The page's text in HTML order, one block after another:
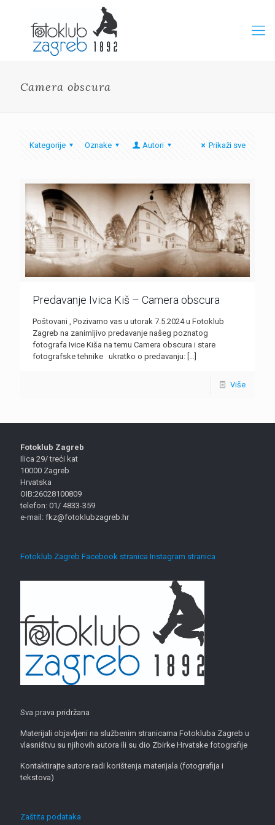
Camera obscura
Kategorije Oznake Autori Prikaži sve
Predavanje Ivica Kiš – Camera obscura
Poštovani , Pozivamo vas u utorak 7.5.2024 u Fotoklub
Zagreb na zanimljivo predavanje našeg poznatog
fotografa Ivice Kiša na temu Camera obscura i stare
fotografske tehnike ukratko o predavanju:
Više
Fotoklub Zagreb
Ilica 29/ treći kat
10000 Zagreb
Hrvatska
OIB:26028100809
telefon: 01/ 4833-359
e-mail: fkz@fotoklubzagreb.hr
Fotoklub Zagreb Facebook stranica Instagram stranica
Sva prava pridržana
Materijali objavljeni na službenim stranicama Fotokluba Zagreb u
vlasništvu su njihovih autora ili su dio Zbirke Hrvatske fotografije
Kontaktirajte autore radi korištenja materijala (fotografija i
tekstova)
Zaštita podataka